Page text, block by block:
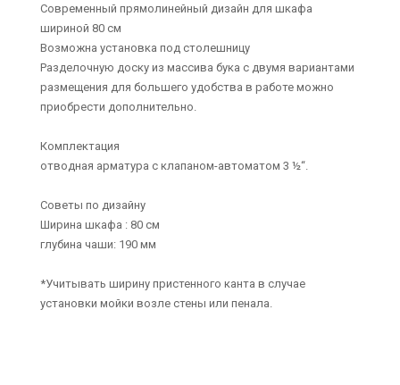
Современный прямолинейный дизайн для шкафа
шириной 80 см
Возможна установка под столешницу
Разделочную доску из массива бука с двумя вариантами
размещения для большего удобства в работе можно
приобрести дополнительно.
Комплектация
отводная арматура с клапаном-автоматом 3 ½“.
Советы по дизайну
Ширина шкафа : 80 см
глубина чаши: 190 мм
*Учитывать ширину пристенного канта в случае
установки мойки возле стены или пенала.